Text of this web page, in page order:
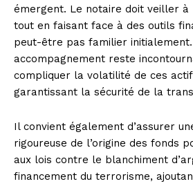
émergent. Le notaire doit veiller
tout en faisant face à des outils
peut-être pas familier initialement.
accompagnement reste
compliquer la volatilité de ces
garantissant la sécurité de la
Il convient également d’assurer
rigoureuse de l’origine des fonds
aux lois contre le blanchiment
financement du terrorisme,